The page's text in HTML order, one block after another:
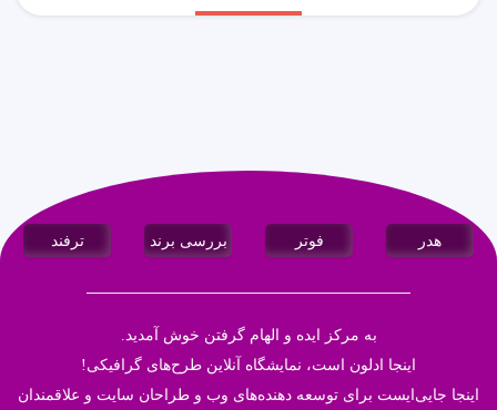
هدر فوتر بررسی برند ترفند
به مرکز ایده و الهام گرفتن خوش آمدید.
اینجا ادلون است، نمایشگاه آنلاین طرح‌های گرافیکی!
اینجا جایی‌ایست برای توسعه دهنده‌های وب و طراحان سایت و علاقمندان